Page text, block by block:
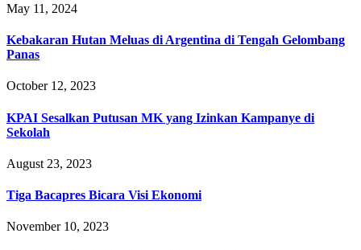
May 11, 2024
Kebakaran Hutan Meluas di Argentina di Tengah Gelombang
Panas
October 12, 2023
KPAI Sesalkan Putusan MK yang Izinkan Kampanye di
Sekolah
August 23, 2023
Tiga Bacapres Bicara Visi Ekonomi
November 10, 2023